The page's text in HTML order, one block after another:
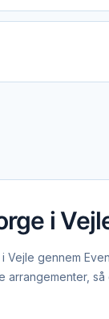
i
Vejle gennem
arrangementer,